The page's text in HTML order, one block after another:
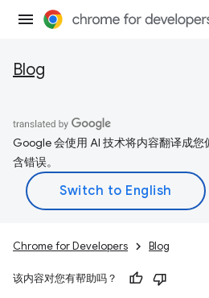
Blog
Google 会使用 AI 技术将内容翻译成
含错误。
Chrome for Developers Blog
该内容对您有帮助吗？